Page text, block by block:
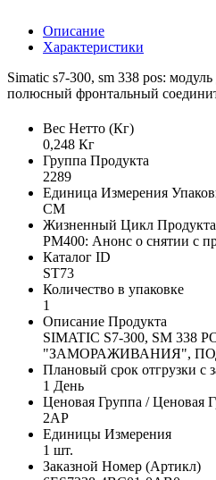
Описание
Характеристики
Simatic s7-300, sm 338 pos:
полюсный фронтальный
Вес Нетто (Кг)
0,248 Кг
Группа Продукта
2289
Единица Измерения
CM
Жизненный Цикл
PM400: Анонс о снятии с
Каталог ID
ST73
Количество в упаковке
1
Описание Продукта
SIMATIC S7-300, SM
"ЗАМОРАЖИВАНИЯ",
Плановый срок отгрузки с
1 День
Ценовая Группа / Ценовая
2AP
Единицы Измерения
1 шт.
Заказной Номер (Артикл)